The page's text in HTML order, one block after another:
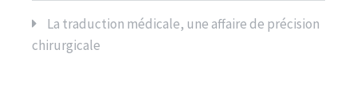
La traduction médicale, une affaire de précision
chirurgicale